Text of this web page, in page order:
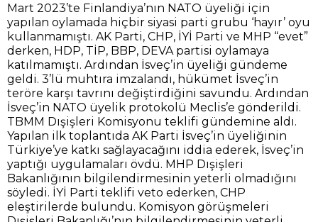
Mart 2023’te Finlandiya’nın NATO üyeliği için
yapılan oylamada hiçbir siyasi parti grubu ‘hayır’ oyu
kullanmamıştı. AK Parti, CHP, İYİ Parti ve MHP “evet”
derken, HDP, TİP, BBP, DEVA partisi oylamaya
katılmamıştı. Ardından İsveç’in üyeliği gündeme
geldi. 3’lü muhtıra imzalandı, hükümet İsveç’in
teröre karşı tavrını değiştirdiğini savundu. Ardından
İsveç’in NATO üyelik protokolü Meclis’e gönderildi.
TBMM Dışişleri Komisyonu teklifi gündemine aldı.
Yapılan ilk toplantıda AK Parti İsveç’in üyeliğinin
Türkiye’ye katkı sağlayacağını iddia ederek, İsveç’in
yaptığı uygulamaları övdü. MHP Dışişleri
Bakanlığının bilgilendirmesinin yeterli olmadığını
söyledi. İYİ Parti teklifi veto ederken, CHP
eleştirilerde bulundu. Komisyon görüşmeleri